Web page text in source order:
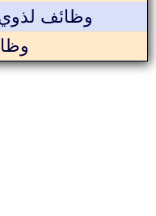
وظائف لذوي